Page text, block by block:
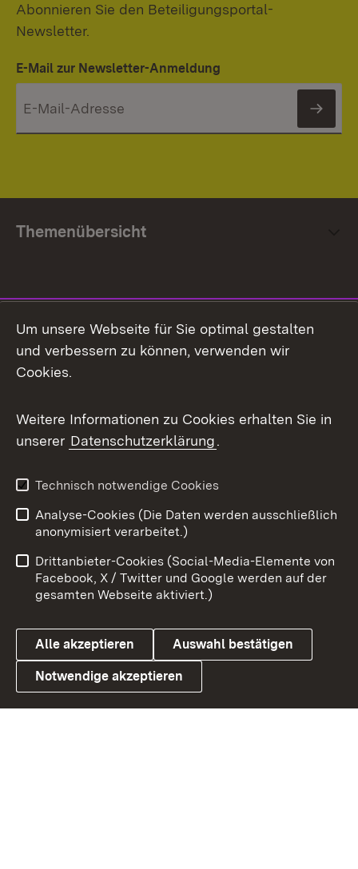
Abonnieren Sie den Beteiligungsportal-
Newsletter.
E-Mail zur Newsletter-Anmeldung
Themenübersicht
Facebook
X / Twitter
Youtube
Link zum Landesportal
Impressum
Kontakt
Barrierefreiheit
Datenschutz
Cookies
Um unsere Webseite für Sie optimal gestalten
und verbessern zu können, verwenden wir
Cookies.
Weitere Informationen zu Cookies erhalten Sie in
unserer Datenschutzerklärung.
Technisch notwendige Cookies
Analyse-Cookies (Die Daten werden ausschließlich
anonymisiert verarbeitet.)
Drittanbieter-Cookies (Social-Media-Elemente von
Facebook, X / Twitter und Google werden auf der
gesamten Webseite aktiviert.)
Alle akzeptieren Auswahl bestätigen
Notwendige akzeptieren